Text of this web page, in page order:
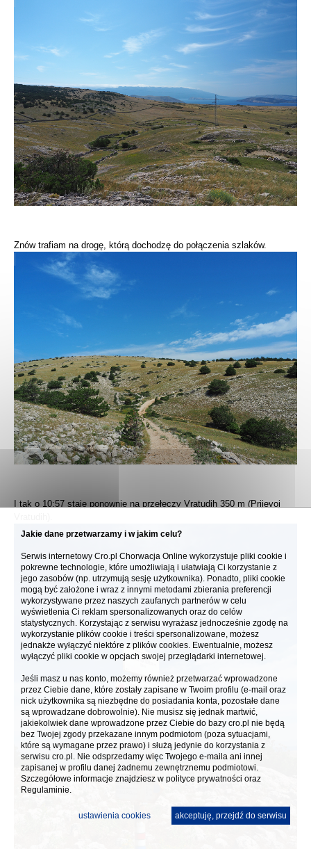
Znów trafiam na drogę, którą dochodzę do połączenia szlaków.
I tak o 10:57 staję ponownie na przełęczy Vratudih 350 m (Prijevoj
Jakie dane przetwarzamy i w jakim celu?
Serwis internetowy Cro.pl Chorwacja Online wykorzystuje pliki cookie i
pokrewne technologie, które umożliwiają i ułatwiają Ci korzystanie z
jego zasobów (np. utrzymują sesję użytkownika). Ponadto, pliki cookie
mogą być założone i wraz z innymi metodami zbierania preferencji
wykorzystywane przez naszych zaufanych partnerów w celu
wyświetlenia Ci reklam spersonalizowanych oraz do celów
statystycznych. Korzystając z serwisu wyrażasz jednocześnie zgodę na
wykorzystanie plików cookie i treści spersonalizowane, możesz
jednakże wyłączyć niektóre z plików cookies. Ewentualnie, możesz
wyłączyć pliki cookie w opcjach swojej przeglądarki internetowej.
Jeśli masz u nas konto, możemy również przetwarzać wprowadzone
przez Ciebie dane, które zostały zapisane w Twoim profilu (e-mail oraz
nick użytkownika są niezbędne do posiadania konta, pozostałe dane
są wprowadzane dobrowolnie). Nie musisz się jednak martwić,
jakiekolwiek dane wprowadzone przez Ciebie do bazy cro.pl nie będą
bez Twojej zgody przekazane innym podmiotom (poza sytuacjami,
które są wymagane przez prawo) i służą jedynie do korzystania z
serwisu cro.pl. Nie odsprzedamy więc Twojego e-maila ani innej
zapisanej w profilu danej żadnemu zewnętrznemu podmiotowi.
Szczegółowe informacje znajdziesz w polityce prywatności oraz
Regulaminie.
akceptuję, przejdź do serwisu
ustawienia cookies